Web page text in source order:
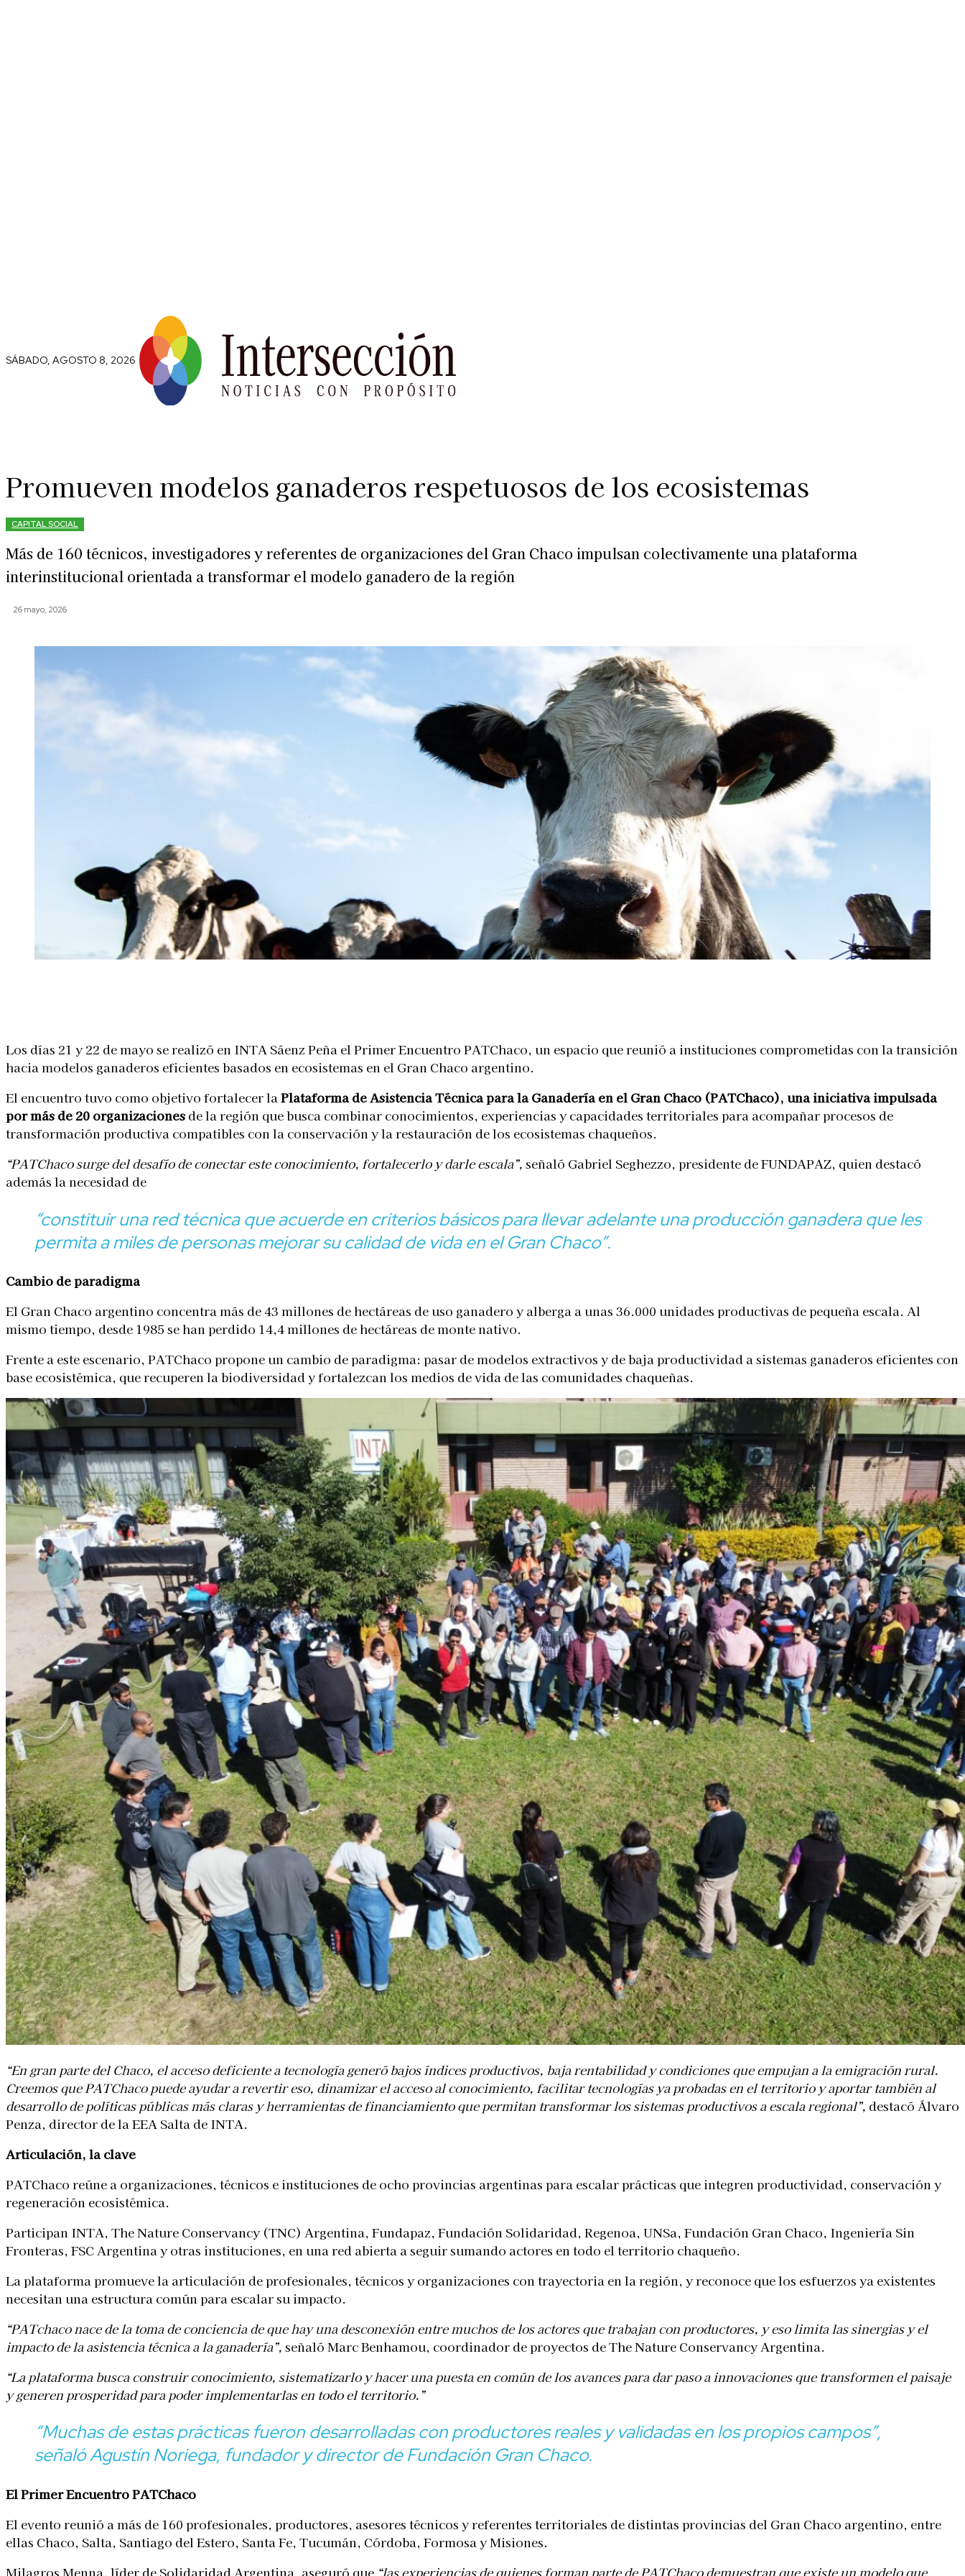
SÁBADO, AGOSTO 8, 2026
Promueven modelos ganaderos respetuosos de los ecosistemas
CAPITAL SOCIAL
Más de 160 técnicos, investigadores y referentes de organizaciones del Gran Chaco impulsan colectivamente una plataforma
interinstitucional orientada a transformar el modelo ganadero de la región
26 mayo, 2026
A closeup shot of a cow looking towards the camera on a sunny day
Los días 21 y 22 de mayo se realizó en INTA Sáenz Peña el Primer Encuentro PATChaco, un espacio que reunió a instituciones comprometidas con la transición
hacia modelos ganaderos eficientes basados en ecosistemas en el Gran Chaco argentino.
El encuentro tuvo como objetivo fortalecer laPlataforma de Asistencia Técnica para la Ganadería en el Gran Chaco (PATChaco), una iniciativa impulsada
por más de 20 organizaciones de la región que busca combinar conocimientos, experiencias y capacidades territoriales para acompañar procesos de
transformación productiva compatibles con la conservación y la restauración de los ecosistemas chaqueños.
“PATChaco surge del desafío de conectar este conocimiento, fortalecerlo y darle escala”, señaló Gabriel Seghezzo, presidente de FUNDAPAZ, quien destacó
además la necesidad de
“constituir una red técnica que acuerde en criterios básicos para llevar adelante una producción ganadera que les
permita a miles de personas mejorar su calidad de vida en el Gran Chaco”.
Cambio de paradigma
El Gran Chaco argentino concentra más de 43 millones de hectáreas de uso ganadero y alberga a unas 36.000 unidades productivas de pequeña escala. Al
mismo tiempo, desde 1985 se han perdido 14,4 millones de hectáreas de monte nativo.
Frente a este escenario, PATChaco propone un cambio de paradigma: pasar de modelos extractivos y de baja productividad a sistemas ganaderos eficientes con
base ecosistémica, que recuperen la biodiversidad y fortalezcan los medios de vida de las comunidades chaqueñas.
“En gran parte del Chaco, el acceso deficiente a tecnología generó bajos índices productivos, baja rentabilidad y condiciones que empujan a la emigración rural.
Creemos que PATChaco puede ayudar a revertir eso, dinamizar el acceso al conocimiento, facilitar tecnologías ya probadas en el territorio y aportar también al
desarrollo de políticas públicas más claras y herramientas de financiamiento que permitan transformar los sistemas productivos a escala regional”, destacó Álvaro
Penza, director de la EEA Salta de INTA.
Articulación, la clave
PATChaco reúne a organizaciones, técnicos e instituciones de ocho provincias argentinas para escalar prácticas que integren productividad, conservación y
regeneración ecosistémica.
Participan INTA, The Nature Conservancy (TNC) Argentina, Fundapaz, Fundación Solidaridad, Regenoa, UNSa, Fundación Gran Chaco, Ingeniería Sin
Fronteras, FSC Argentina y otras instituciones, en una red abierta a seguir sumando actores en todo el territorio chaqueño.
La plataforma promueve la articulación de profesionales, técnicos y organizaciones con trayectoria en la región, y reconoce que los esfuerzos ya existentes
necesitan una estructura común para escalar su impacto.
“PATchaco nace de la toma de conciencia de que hay una desconexión entre muchos de los actores que trabajan con productores, y eso limita las sinergias y el
impacto de la asistencia técnica a la ganadería”, señaló Marc Benhamou, coordinador de proyectos de The Nature Conservancy Argentina.
“La plataforma busca construir conocimiento, sistematizarlo y hacer una puesta en común de los avances para dar paso a innovaciones que transformen el paisaje
y generen prosperidad para poder implementarlas en todo el territorio.”
“Muchas de estas prácticas fueron desarrolladas con productores reales y validadas en los propios campos”,
señaló Agustín Noriega, fundador y director de Fundación Gran Chaco.
El Primer Encuentro PATChaco
El evento reunió a más de 160 profesionales, productores, asesores técnicos y referentes territoriales de distintas provincias del Gran Chaco argentino, entre
ellas Chaco, Salta, Santiago del Estero, Santa Fe, Tucumán, Córdoba, Formosa y Misiones.
Milagros Menna, líder de Solidaridad Argentina, aseguró que “las experiencias de quienes forman parte de PATChaco demuestran que existe un modelo que